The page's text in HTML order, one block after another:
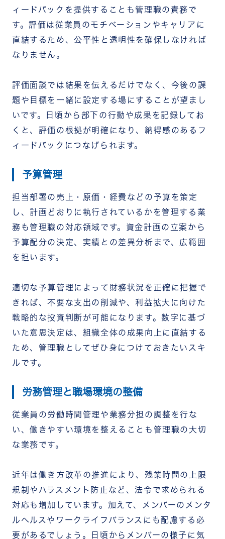
ィードバックを提供することも管理職の責務で
す。評価は従業員のモチベーションやキャリアに
直結するため、公平性と透明性を確保しなければ
なりません。
評価面談では結果を伝えるだけでなく、今後の課
題や目標を一緒に設定する場にすることが望まし
いです。日頃から部下の行動や成果を記録してお
くと、評価の根拠が明確になり、納得感のあるフ
ィードバックにつなげられます。
予算管理
担当部署の売上・原価・経費などの予算を策定
し、計画どおりに執行されているかを管理する業
務も管理職の対応領域です。資金計画の立案から
予算配分の決定、実績との差異分析まで、広範囲
を担います。
適切な予算管理によって財務状況を正確に把握で
きれば、不要な支出の削減や、利益拡大に向けた
戦略的な投資判断が可能になります。数字に基づ
いた意思決定は、組織全体の成果向上に直結する
ため、管理職としてぜひ身につけておきたいスキ
ルです。
労務管理と職場環境の整備
従業員の労働時間管理や業務分担の調整を行な
い、働きやすい環境を整えることも管理職の大切
な業務です。
近年は働き方改革の推進により、残業時間の上限
規制やハラスメント防止など、法令で求められる
対応も増加しています。 加えて、メンバーのメンタ
ルヘルスやワークライフバランスにも配慮する必
要があるでしょう。日頃からメンバーの様子に気